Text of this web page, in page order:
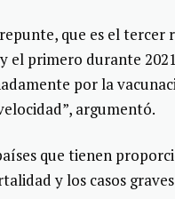
que es el
el primero durante
por la
argumentó.
que tienen
y los casos